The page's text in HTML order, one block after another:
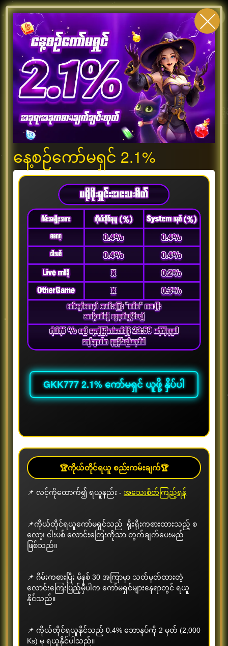
နေ့စဉ်ကော်မရှင် 2.1%
GKK777 2.1% ကော်မရှင် ယူဖို့ နှိပ်ပါ
🏆ကိုယ်တိုင်ရယူ စည်းကမ်းချက်🏆
📌 လင့်ကိုထောက်၍ ရယူနည်း - အသေးစိတ်ကြည့်ရန်
📌ကိုယ်တိုင်ရယူကော်မရှင်သည် ရိုးရိုးကစားထားသည့် စ
လော့၊ ငါးပစ် လောင်းကြေးကိုသာ တွက်ချက်ပေးမည်
ဖြစ်သည်။
📌 ဂိမ်းကစားပြီး မိနစ် 30 အကြာမှာ သတ်မှတ်ထားတဲ့
လောင်းကြေးပြည့်မှီပါက ကော်မရှင်များနေရာတွင် ရယူ
နိုင်သည်။
📌 ကိုယ်တိုင်ရယူနိုင်သည့် 0.4% ဘောနပ်ကို 2 မှတ် (2,000
Ks) မှ ရယူနိုင်ပါသည်။
GKK99 APP ဒေါင်းလုဒ်
ဝင်ပါ ဖွင့်ပါ
ပရိုမိုးရှင်းအားလုံး အထူးပရိုမိုးရှင်း မန်ဘာသစ်ပရို
New Member 300% Bonus
ပရိုမိုးရှင်းကာလ 2026/07/10 ~ 2027/08/31
ပိုမိုကြည့်ရှုရန်
ပရိုမိုးရှင်းကာလ 2026/08/04 ~ 2027/09/30